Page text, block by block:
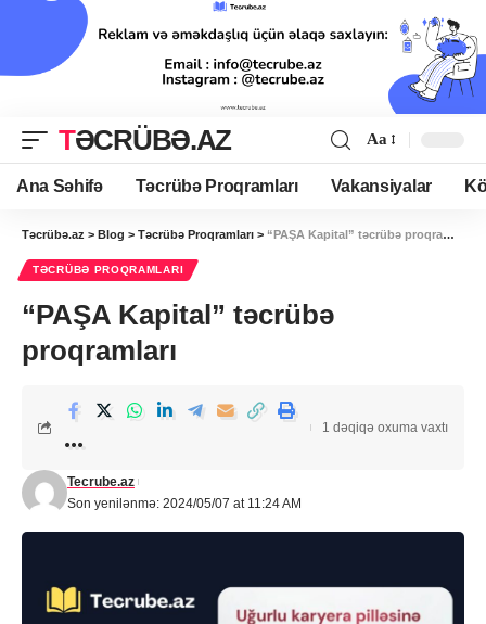
TƏCRÜBƏ.AZ Aa
Ana Səhifə Təcrübə Proqramları Vakansiyalar
Təcrübə.az > Blog > Təcrübə Proqramları > “PAŞA Kapital” təcrübə proqramları
TƏCRÜBƏ PROQRAMLARI
“PAŞA Kapital” təcrübə
proqramları
Son yenilənmə: 2024/05/07 at 11:24 AM
Tecrube.az
1 dəqiqə oxuma vaxtı